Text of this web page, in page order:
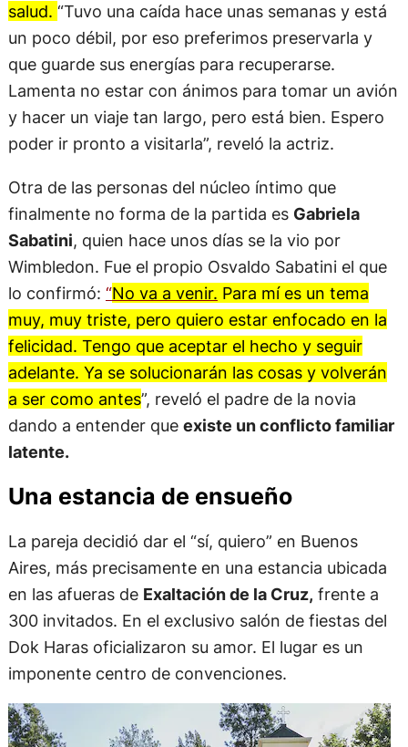
salud. “Tuvo una caída hace unas semanas y está
un poco débil, por eso preferimos preservarla y
que guarde sus energías para recuperarse.
Lamenta no estar con ánimos para tomar un avión
y hacer un viaje tan largo, pero está bien. Espero
poder ir pronto a visitarla”, reveló la actriz.
Otra de las personas del núcleo íntimo que
finalmente no forma de la partida es Gabriela
Sabatini, quien hace unos días se la vio por
Wimbledon. Fue el propio Osvaldo Sabatini el que
lo confirmó: “No va a venir. Para mí es un tema
muy, muy triste, pero quiero estar enfocado en la
felicidad. Tengo que aceptar el hecho y seguir
adelante. Ya se solucionarán las cosas y volverán
a ser como antes”, reveló el padre de la novia
dando a entender que existe un conflicto familiar
latente.
Una estancia de ensueño
La pareja decidió dar el “sí, quiero” en Buenos
Aires, más precisamente en una estancia ubicada
en las afueras de Exaltación de la Cruz, frente a
300 invitados. En el exclusivo salón de fiestas del
Dok Haras oficializaron su amor. El lugar es un
imponente centro de convenciones.